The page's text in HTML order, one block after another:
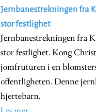
Jernbanestrekningen fra
stor festlighet
Jernbanestrekningen fra
stor festlighet. Kong
jomfruturen i en
offentligheten. Denne
hjertebarn.